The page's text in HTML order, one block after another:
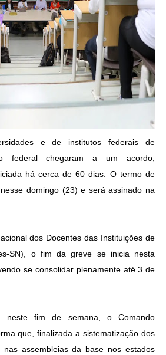
e de institutos federais de
federal chegaram a um acordo,
há cerca de 60 dias. O termo de
domingo (23) e será assinado na
dos Docentes das Instituições de
SN), o fim da greve se inicia nesta
se consolidar plenamente até 3 de
neste fim de semana, o Comando
que, finalizada a sistematização dos
nas assembleias da base nos estados